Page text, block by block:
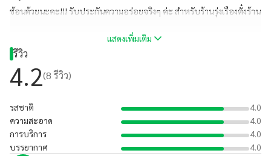
ซ้อนด้วยนะคะ!!! รับประกันความอร่อยจริงๆ ค่ะ สำหรับร้านรุ่งเรืองตั๋งร้าน
ด้วย BTS พร้อมพงษ์ เมนูที่ไม่ควรเลยเมื่อมาร้านนี้ คือ ก๋วยเตี๋ยวหมูต้มยำ
และก๋วยเตี๋ยวหมูน้ำใสค่ะ ราคาอยู่ที่ประมาณ 50 -70 บาท
แสดงเพิ่มเติม
รีวิว
4.2(8 รีวิว)
รสชาติ
4.0
ความสะอาด
4.0
การบริการ
4.0
บรรยากาศ
4.0